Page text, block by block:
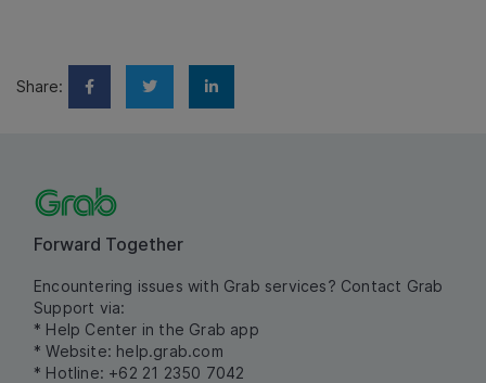
Share:
Forward Together
Encountering issues with Grab services? Contact Grab
Support via:
* Help Center in the Grab app
* Website: help.grab.com
* Hotline: +62 21 2350 7042